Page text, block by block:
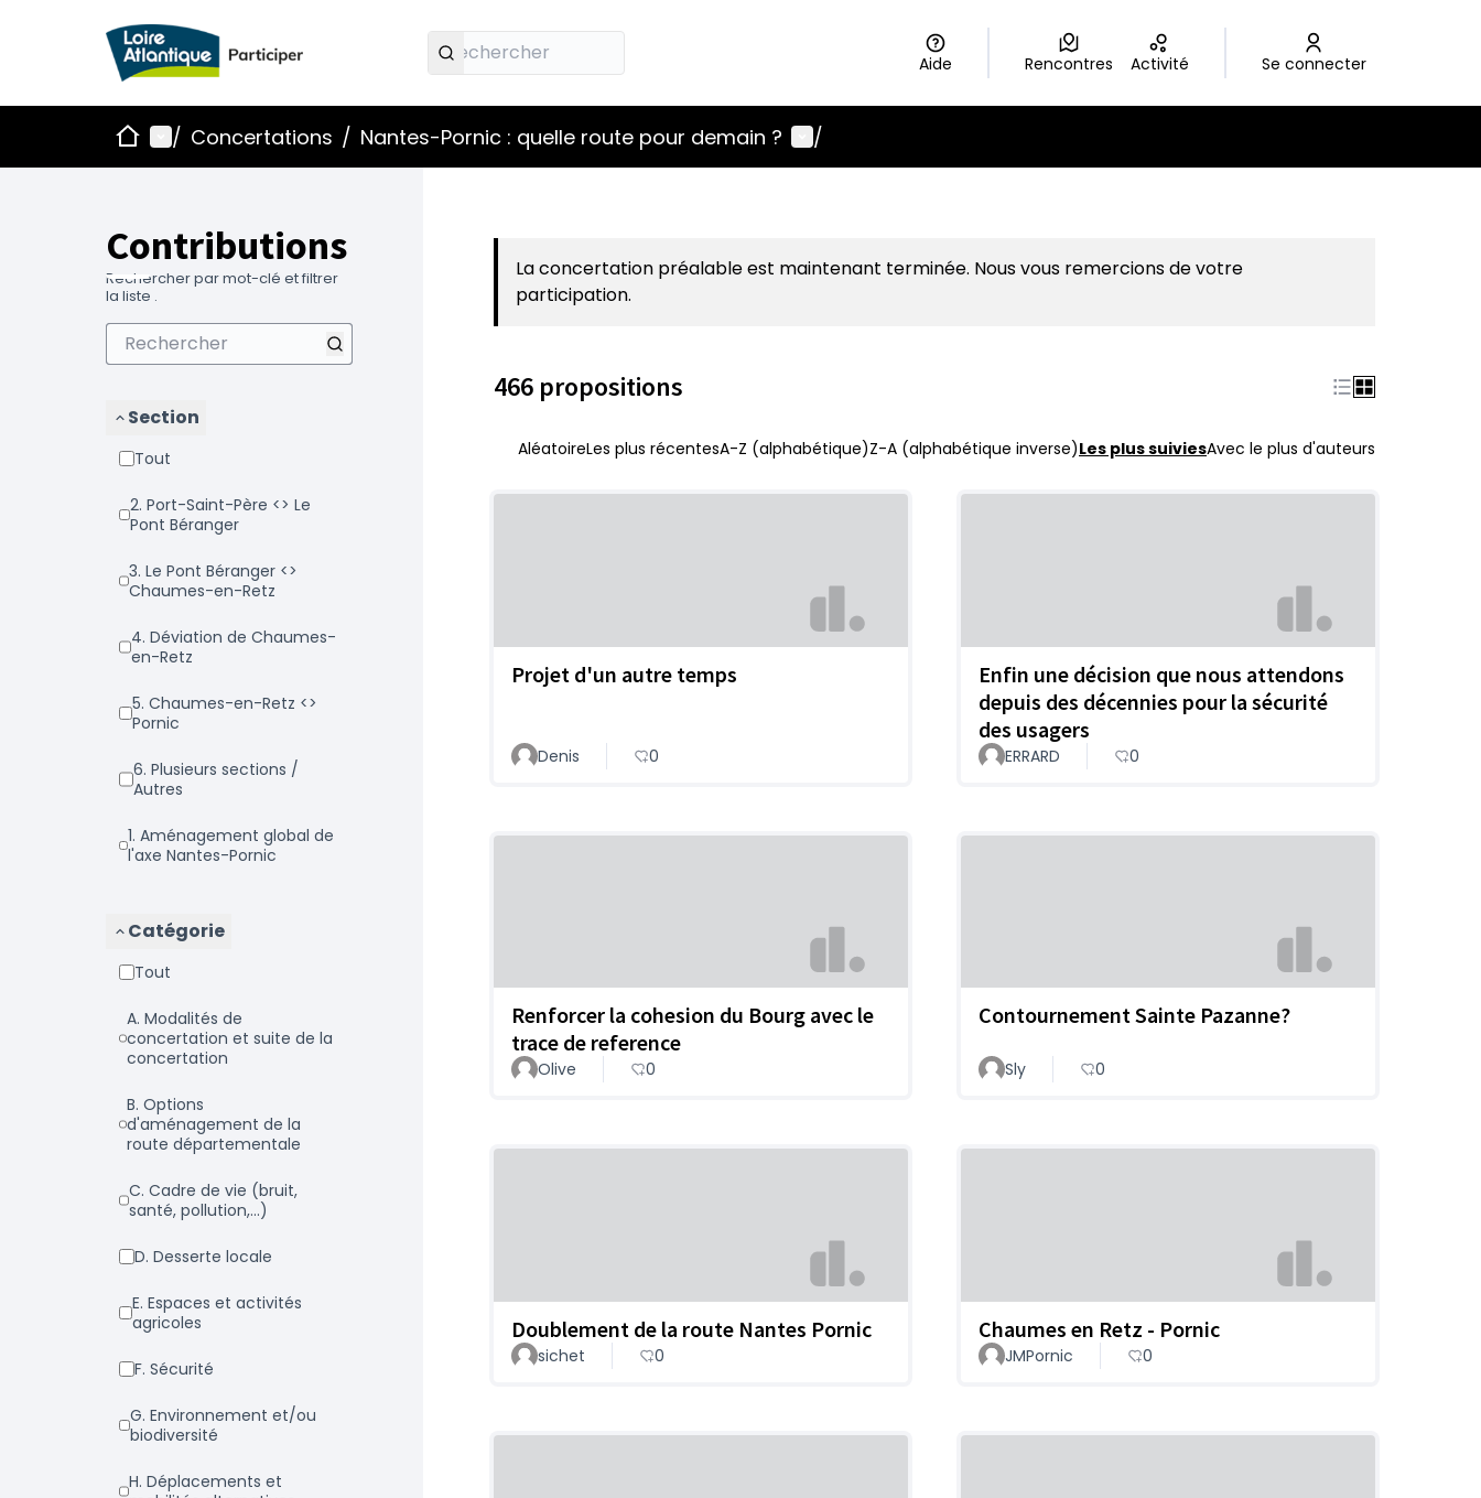
Aide Rencontres Activité Se connecter
AccueilMenu principal
/ Concertations / Nantes-Pornic : quelle route pour demain ? Menu utilisateur
/
Contributions
Rechercher par mot-clé et filtrer
la liste .
Section
Tout
2. Port-Saint-Père <> Le
Pont Béranger
3. Le Pont Béranger <>
Chaumes-en-Retz
4. Déviation de Chaumes-
en-Retz
5. Chaumes-en-Retz <>
Pornic
6. Plusieurs sections /
Autres
1. Aménagement global de
l'axe Nantes-Pornic
Catégorie
Tout
a. Modalités de
concertation et suite de la
concertation
b. Options
d'aménagement de la
route départementale
c. Cadre de vie (bruit,
santé, pollution,...)
d. Desserte locale
e. Espaces et activités
agricoles
f. Sécurité
g. Environnement et/ou
biodiversité
h. Déplacements et
La concertation préalable est maintenant terminée. Nous vous remercions de votre
participation.
466 propositions
AléatoireLes plus récentesA-Z (alphabétique)Z-A (alphabétique inverse)Les plus suiviesAvec le plus d'auteurs
Projet d'un autre temps
Denis 0
Enfin une décision que nous attendons
depuis des décennies pour la sécurité
des usagers
ERRARD 0
Renforcer la cohesion du Bourg avec le
trace de reference
Olive 0
Contournement Sainte Pazanne?
Sly 0
Doublement de la route Nantes Pornic
sichet 0
Chaumes en Retz - Pornic
JMPornic 0